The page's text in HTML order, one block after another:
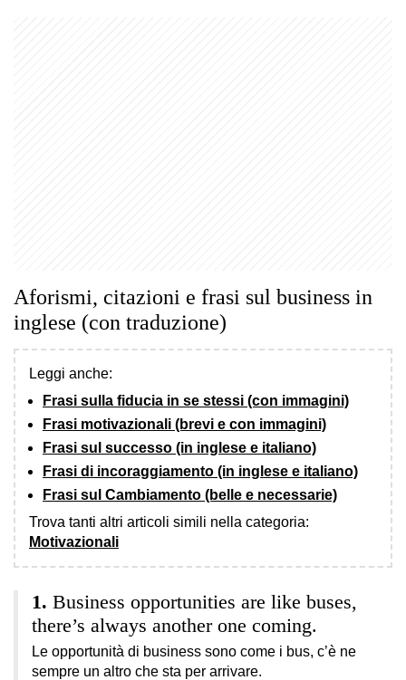
Aforismi, citazioni e frasi sul business in
inglese (con traduzione)
Leggi anche:
Frasi sulla fiducia in se stessi (con immagini)
Frasi motivazionali (brevi e con immagini)
Frasi sul successo (in inglese e italiano)
Frasi di incoraggiamento (in inglese e italiano)
Frasi sul Cambiamento (belle e necessarie)
Trova tanti altri articoli simili nella categoria:
Motivazionali
Business opportunities are like buses,
there’s always another one coming.
Le opportunità di business sono come i bus, c’è ne
sempre un altro che sta per arrivare.